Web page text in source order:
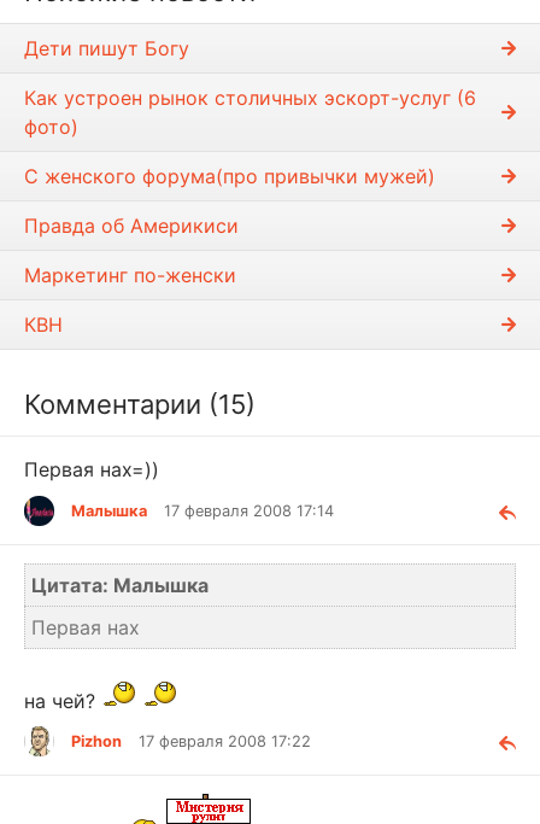
Дети пишyт Богy
Как устроен рынок столичных эскорт-услуг (6
фото)
С женского форума(про привычки мужей)
Правда об Америкиси
Маркетинг по-женски
КВН
Комментарии (15)
Первая нах=))
Малышка 17 февраля 2008 17:14
Цитата: Малышка
Первая нах
на чей?
Pizhon 17 февраля 2008 17:22